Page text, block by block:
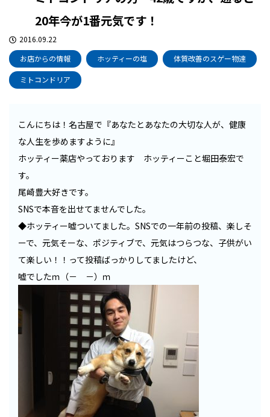
20年今が1番元気です！
2016.09.22
お店からの情報
ホッティーの塩 体質改善のスゲー物達
ミトコンドリア
こんにちは！名古屋で『あなたとあなたの大切な人が、健康
な人生を歩めますように』
ホッティー薬店やっております ホッティーこと堀田泰宏で
す。
尾崎豊大好きです。
SNSで本音を出せてませんでした。
◆ホッティー嘘ついてました。SNSでの一年前の投稿、楽しそ
ーで、元気そーな、ポジティブで、元気はつらつな、子供がい
て楽しい！！って投稿ばっかりしてましたけど、
嘘でしたｍ（－ －）ｍ